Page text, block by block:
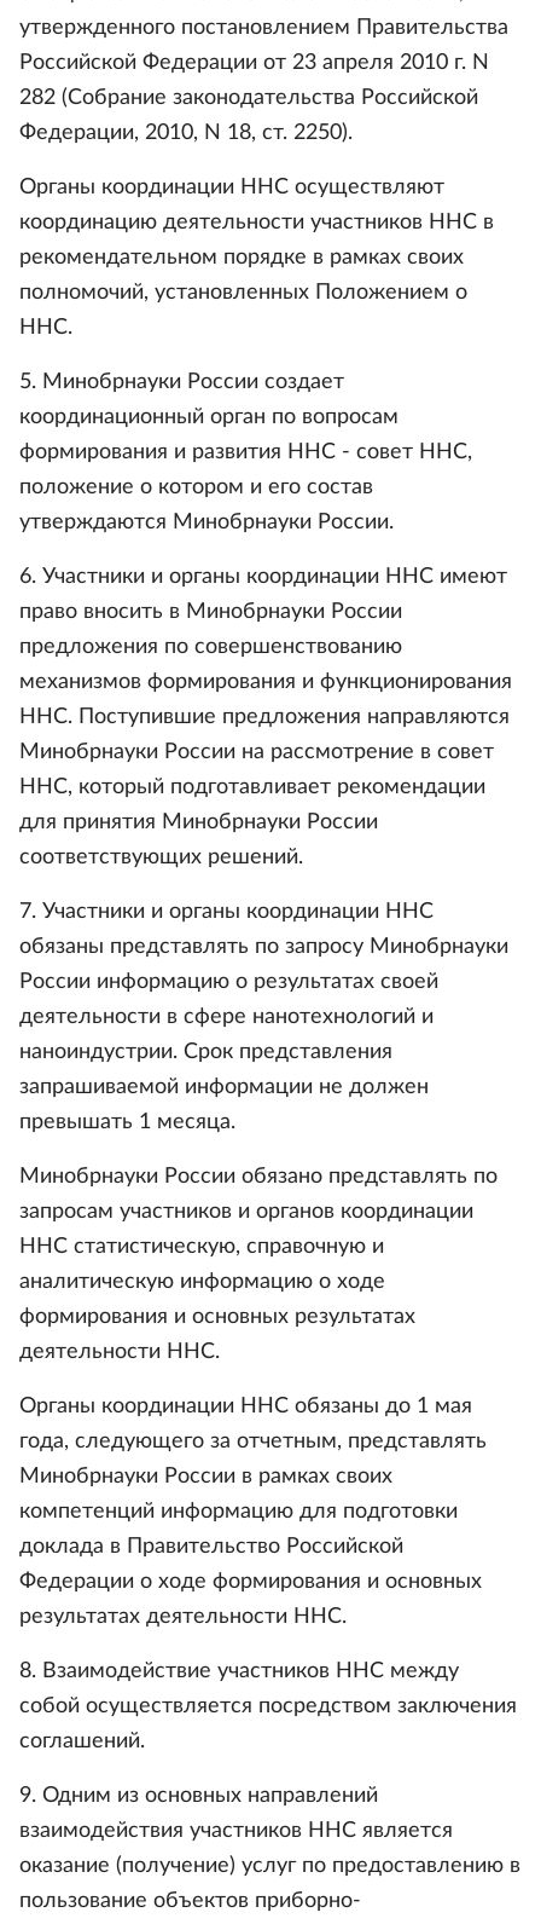
утвержденного постановлением Правительства
Российской Федерации от 23 апреля 2010 г. N
282 (Собрание законодательства Российской
Федерации, 2010, N 18, ст. 2250).
Органы координации ННС осуществляют
координацию деятельности участников ННС в
рекомендательном порядке в рамках своих
полномочий, установленных Положением о
ННС.
5. Минобрнауки России создает
координационный орган по вопросам
формирования и развития ННС - совет ННС,
положение о котором и его состав
утверждаются Минобрнауки России.
6. Участники и органы координации ННС имеют
право вносить в Минобрнауки России
предложения по совершенствованию
механизмов формирования и функционирования
ННС. Поступившие предложения направляются
Минобрнауки России на рассмотрение в совет
ННС, который подготавливает рекомендации
для принятия Минобрнауки России
соответствующих решений.
7. Участники и органы координации ННС
обязаны представлять по запросу Минобрнауки
России информацию о результатах своей
деятельности в сфере нанотехнологий и
наноиндустрии. Срок представления
запрашиваемой информации не должен
превышать 1 месяца.
Минобрнауки России обязано представлять по
запросам участников и органов координации
ННС статистическую, справочную и
аналитическую информацию о ходе
формирования и основных результатах
деятельности ННС.
Органы координации ННС обязаны до 1 мая
года, следующего за отчетным, представлять
Минобрнауки России в рамках своих
компетенций информацию для подготовки
доклада в Правительство Российской
Федерации о ходе формирования и основных
результатах деятельности ННС.
8. Взаимодействие участников ННС между
собой осуществляется посредством заключения
соглашений.
9. Одним из основных направлений
взаимодействия участников ННС является
оказание (получение) услуг по предоставлению в
пользование объектов приборно-